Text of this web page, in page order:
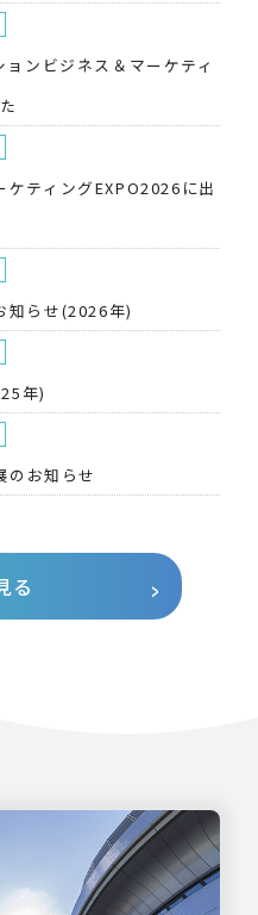
ンビジネス＆マーケティ
ティングEXPO2026に出
知らせ(2026年)
年)
お知らせ
る